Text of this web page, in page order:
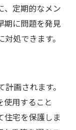
、定期的なメン
期に問題を発見
処できます。
画されます。
使用すること
住宅を保護しま